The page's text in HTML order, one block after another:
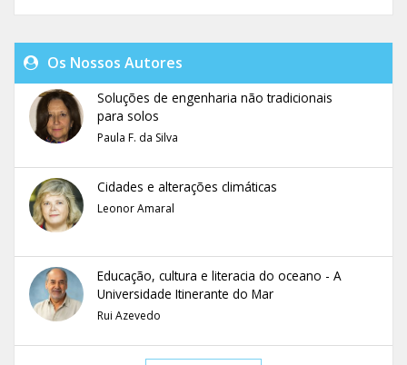
Os Nossos Autores
Soluções de engenharia não tradicionais
para solos
Paula F. da Silva
Cidades e alterações climáticas
Leonor Amaral
Educação, cultura e literacia do oceano - A
Universidade Itinerante do Mar
Rui Azevedo